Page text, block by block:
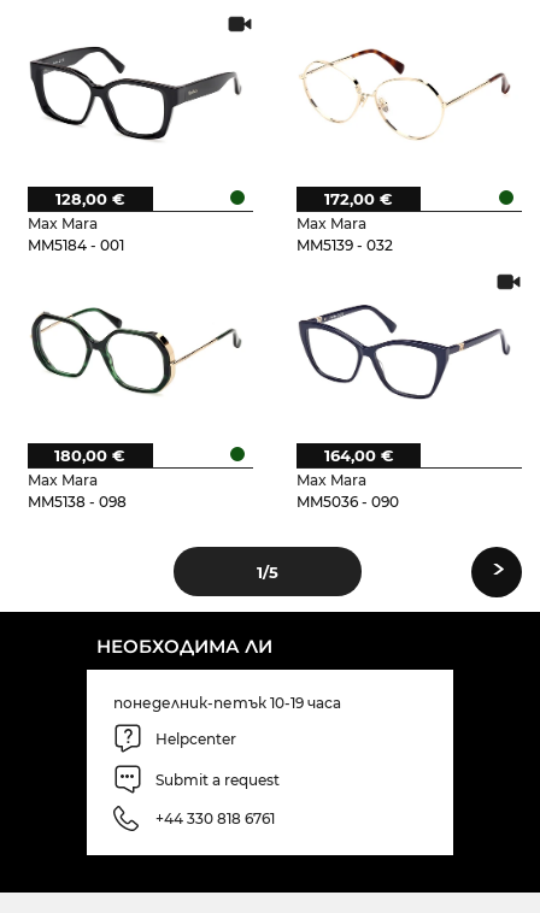
Max Mara
MM5184 - 001
128,00 €
Max Mara
MM5139 - 032
172,00 €
Max Mara
MM5138 - 098
180,00 €
Max Mara
MM5036 - 090
164,00 €
1/5 ›
НЕОБХОДИМА ЛИ
понеделник-петък 10-19 часа
Helpcenter
Submit a request
+44 330 818 6761